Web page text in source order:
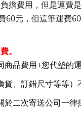
擔費用，但是運費
60元，但這筆運費60
。
商品費用+您代墊的
、訂錯尺寸等等
二次寄送公司一律